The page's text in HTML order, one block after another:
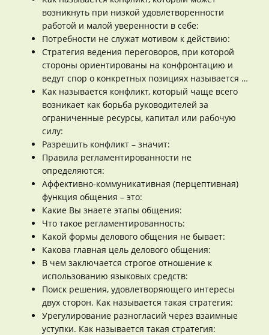
возникнуть при низкой удовлетворенности
работой и малой уверенности в себе:
Потребности не служат мотивом к действию:
Стратегия ведения переговоров, при которой
стороны ориентированы на конфронтацию и
ведут спор о конкретных позициях называется …
Как называется конфликт, который чаще всего
возникает как борьба руководителей за
ограниченные ресурсы, капитал или рабочую
силу:
Разрешить конфликт – значит:
Правила регламентированности не
определяются:
Аффективно-коммуникативная (перцептивная)
функция общения – это:
Какие Вы знаете этапы общения:
Что такое регламентированность:
Какой формы делового общения не бывает:
Какова главная цель делового общения:
В чем заключается строгое отношение к
использованию языковых средств:
Поиск решения, удовлетворяющего интересы
двух сторон. Как называется такая стратегия:
Урегулирование разногласий через взаимные
уступки. Как называется такая стратегия: